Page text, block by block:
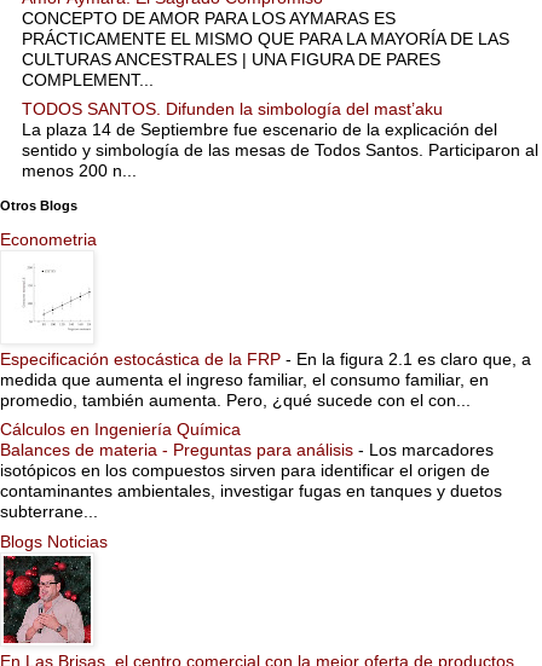
CONCEPTO DE AMOR PARA LOS AYMARAS ES
PRÁCTICAMENTE EL MISMO QUE PARA LA MAYORÍA DE LAS
CULTURAS ANCESTRALES | UNA FIGURA DE PARES
COMPLEMENT...
TODOS SANTOS. Difunden la simbología del mast’aku
La plaza 14 de Septiembre fue escenario de la explicación del
sentido y simbología de las mesas de Todos Santos. Participaron al
menos 200 n...
Otros Blogs
Econometria
Especificación estocástica de la FRP - En la figura 2.1 es claro que, a
medida que aumenta el ingreso familiar, el consumo familiar, en
promedio, también aumenta. Pero, ¿qué sucede con el con...
Cálculos en Ingeniería Química
Balances de materia - Preguntas para análisis - Los marcadores
isotópicos en los compuestos sirven para identificar el origen de
contaminantes ambientales, investigar fugas en tanques y duetos
subterrane...
Blogs Noticias
En Las Brisas, el centro comercial con la mejor oferta de productos,